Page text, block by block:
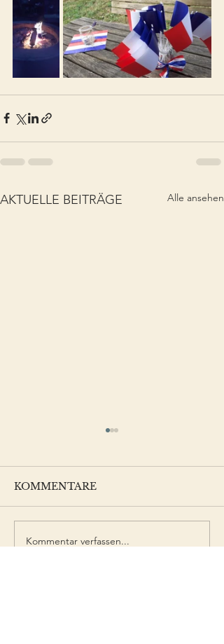
AKTUELLE BEITRÄGE Alle ansehen
Buchpreise verliehen
KOMMENTARE
Kommentar verfassen...